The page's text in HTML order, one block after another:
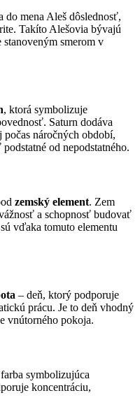
do mena Aleš dôslednosť,
Takíto Alešovia bývajú
smerom v
, ktorá symbolizuje
Saturn dodáva
náročných období,
od nepodstatného.
zemský element. Zem
a schopnosť budovať
vďaka tomuto elementu
– deň, ktorý podporuje
prácu. Je to deň vhodný
vnútorného pokoja.
symbolizujúca
koncentráciu,